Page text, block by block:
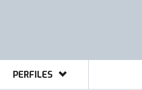
PERFILES